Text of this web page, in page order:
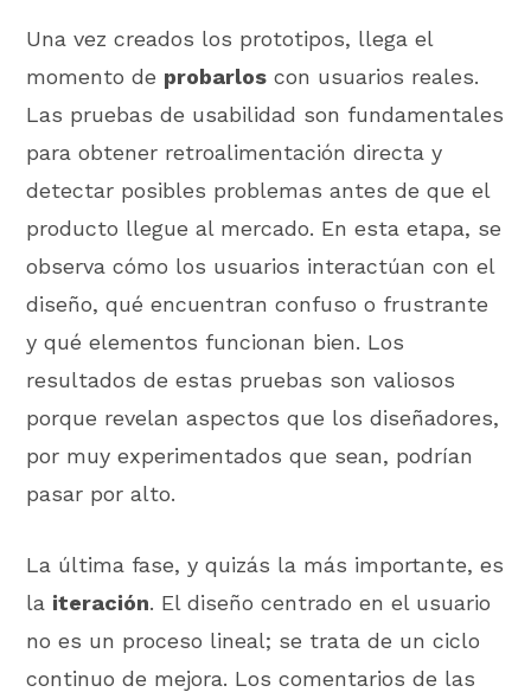
Una vez creados los prototipos, llega el
momento de probarlos con usuarios reales.
Las pruebas de usabilidad son fundamentales
para obtener retroalimentación directa y
detectar posibles problemas antes de que el
producto llegue al mercado. En esta etapa, se
observa cómo los usuarios interactúan con el
diseño, qué encuentran confuso o frustrante
y qué elementos funcionan bien. Los
resultados de estas pruebas son valiosos
porque revelan aspectos que los diseñadores,
por muy experimentados que sean, podrían
pasar por alto.
La última fase, y quizás la más importante, es
la iteración. El diseño centrado en el usuario
no es un proceso lineal; se trata de un ciclo
continuo de mejora. Los comentarios de las